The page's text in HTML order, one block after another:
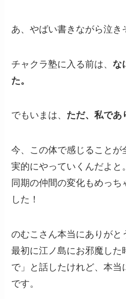
あ、やばい書きながら泣き
チャクラ塾に入る前は、な
た。
でもいまは、 ただ、私であ
今、この体で感じることが
実的にやっていくんだよと。
同期の仲間の変化もめっ
した！
のむこさん本当にありがと
最初に江ノ島にお邪魔した
で」と話したけれど、本当
です。